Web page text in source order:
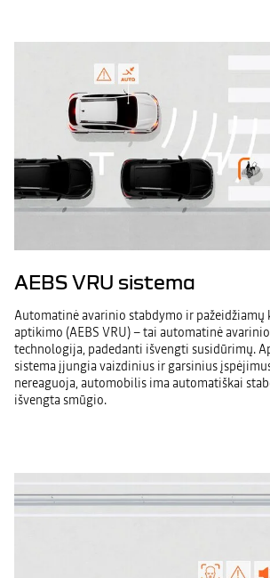
AEBS VRU sistema
Automatinė avarinio stabdymo ir
aptikimo (AEBS VRU) – tai automatinė
technologija, padedanti išvengti susidūrimų.
sistema įjungia vaizdinius ir garsinius
nereaguoja, automobilis ima automatiškai
išvengta smūgio.